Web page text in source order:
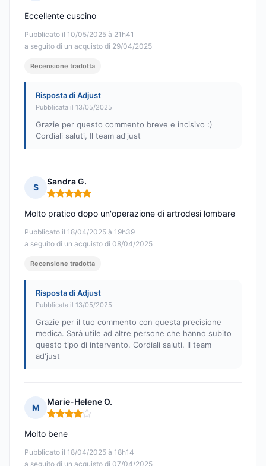
Pubblicato il 10/05/2025 à 21h41
a seguito di un acquisto di 29/04/2025
Eccellente cuscino
Recensione tradotta
Risposta di Adjust
Pubblicata il 13/05/2025
Grazie per questo commento breve e incisivo :)
Cordiali saluti, Il team ad'just
S
Sandra G.
Nota: 5 su 5
Pubblicato il 18/04/2025 à 19h39
a seguito di un acquisto di 08/04/2025
Molto pratico dopo un'operazione di artrodesi lombare
Recensione tradotta
Risposta di Adjust
Pubblicata il 13/05/2025
Grazie per il tuo commento con questa precisione
medica. Sarà utile ad altre persone che hanno subito
questo tipo di intervento. Cordiali saluti. Il team
ad'just
M
Marie-Helene O.
Nota: 4 su 5
Pubblicato il 18/04/2025 à 18h14
a seguito di un acquisto di 07/04/2025
Molto bene